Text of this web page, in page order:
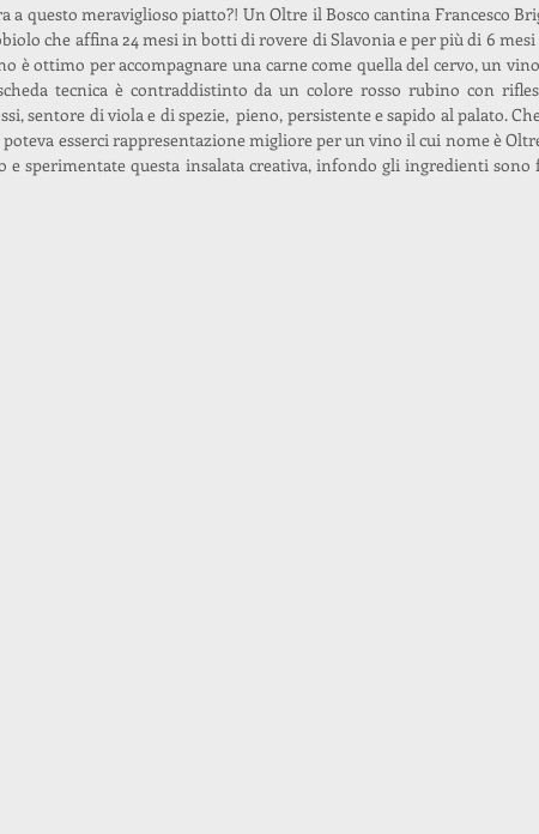
a questo meraviglioso piatto?! Un Oltre il Bosco cantina Francesco
che affina 24 mesi in botti di rovere di Slavonia e per più di 6
è ottimo per accompagnare una carne come quella del cervo, un
tecnica è contraddistinto da un colore rosso rubino con
sentore di viola e di spezie,  pieno, persistente e sapido al palato.
esserci rappresentazione migliore per un vino il cui nome è
e sperimentate questa insalata creativa, infondo gli ingredienti sono